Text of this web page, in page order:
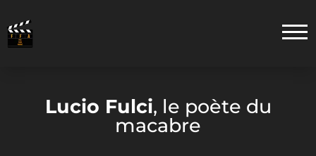
Lucio Fulci, le poète du
macabre